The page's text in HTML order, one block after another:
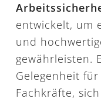
entwickelt, um
und
gewährleisten.
Gelegenheit
Fachkräfte,